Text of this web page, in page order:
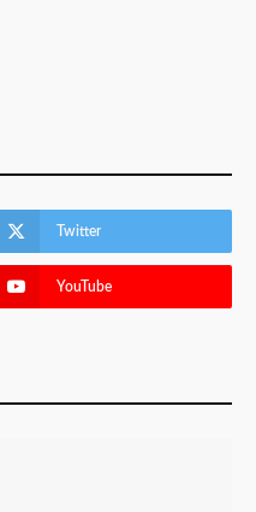
Twitter
YouTube